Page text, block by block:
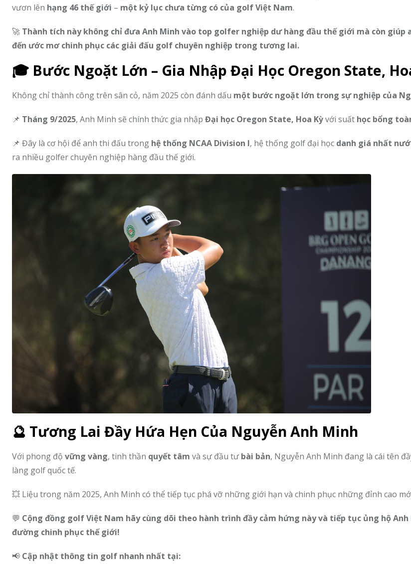
vươn lên hạng 46 thế giới – một kỷ lục chưa từng có của golf Việt Nam.
🚀 Thành tích này không chỉ đưa Anh Minh vào top golfer nghiệp dư hàng đầu thế giới mà còn giúp
đến ước mơ chinh phục các giải đấu golf chuyên nghiệp trong tương lai.
🎓 Bước Ngoặt Lớn – Gia Nhập Đại Học Oregon State,
Không chỉ thành công trên sân cỏ, năm 2025 còn đánh dấu một bước ngoặt lớn trong sự nghiệp của
📌 Tháng 9/2025, Anh Minh sẽ chính thức gia nhập Đại học Oregon State, Hoa Kỳvới suất học bổng
📌 Đây là cơ hội để anh thi đấu trong hệ thống NCAA Division I, hệ thống golf đại học danh giá nhất
ra nhiều golfer chuyên nghiệp hàng đầu thế giới.
🔮 Tương Lai Đầy Hứa Hẹn Của Nguyễn Anh Minh
Với phong độ vững vàng, tinh thần quyết tâm và sự đầu tư bài bản, Nguyễn Anh Minh đang là cái tên
làng golf quốc tế.
💥 Liệu trong năm 2025, Anh Minh có thể tiếp tục phá vỡ những giới hạn và chinh phục những đỉnh cao
💬 Cộng đồng golf Việt Nam hãy cùng dõi theo hành trình đầy cảm hứng này và tiếp tục ủng hộ
đường chinh phục thế giới!
📢 Cập nhật thông tin golf nhanh nhất tại: